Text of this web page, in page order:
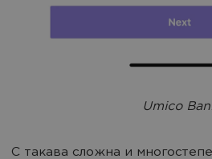
Umico
С такава сложна и